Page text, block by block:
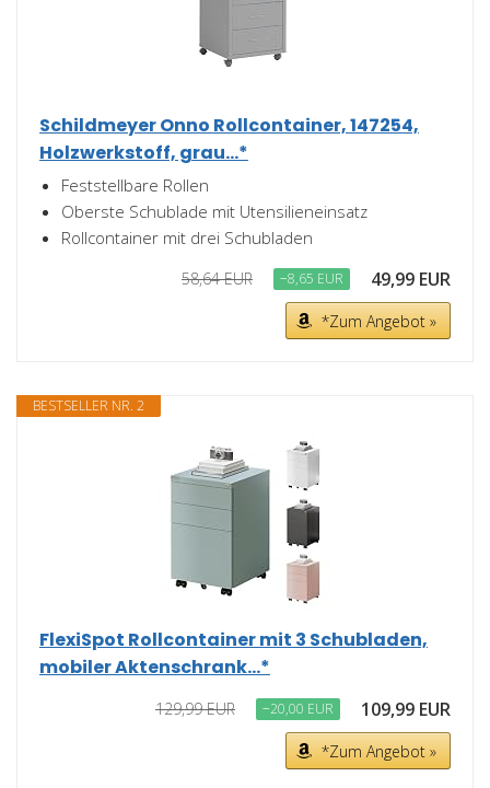
Schildmeyer Onno Rollcontainer, 147254,
Holzwerkstoff, grau...*
Feststellbare Rollen
Oberste Schublade mit Utensilieneinsatz
Rollcontainer mit drei Schubladen
58,64 EUR −8,65 EUR 49,99 EUR
*Zum Angebot »
BESTSELLER NR. 2
FlexiSpot Rollcontainer mit 3 Schubladen,
mobiler Aktenschrank...*
129,99 EUR −20,00 EUR 109,99 EUR
*Zum Angebot »